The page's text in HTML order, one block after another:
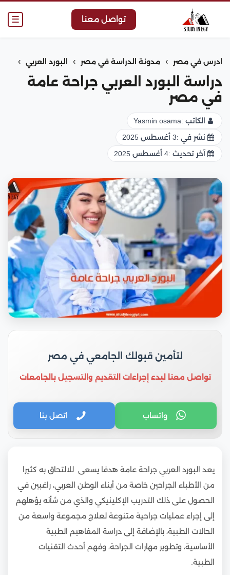
☰ تواصل معنا
ادرس في مصر › مدونة الدراسة في مصر › البورد العربي ›
دراسة البورد العربي جراحة عامة
في مصر
الكاتب :Yasmin osama
نشر في :3 أغسطس 2025
آخر تحديث :4 أغسطس 2025
لتأمين قبولك الجامعي في مصر
تواصل معنا لبدء إجراءات التقديم والتسجيل بالجامعات
واتساب اتصل بنا
يعد البورد العربي جراحة عامة هدفا يسعى للالتحاق به كثيرا
من الأطباء الجراحين خاصة من أبناء الوطن العربي، راغبين في
الحصول على ذلك التدريب الإكلينيكي والذي من شأنه يؤهلهم
إلى إجراء عمليات جراحية متنوعة لعلاج مجموعة واسعة من
الحالات الطبية، بالإضافة إلى دراسة المفاهيم الطبية
الأساسية، وتطوير مهارات الجراحة، وفهم أحدث التقنيات
الطبية.